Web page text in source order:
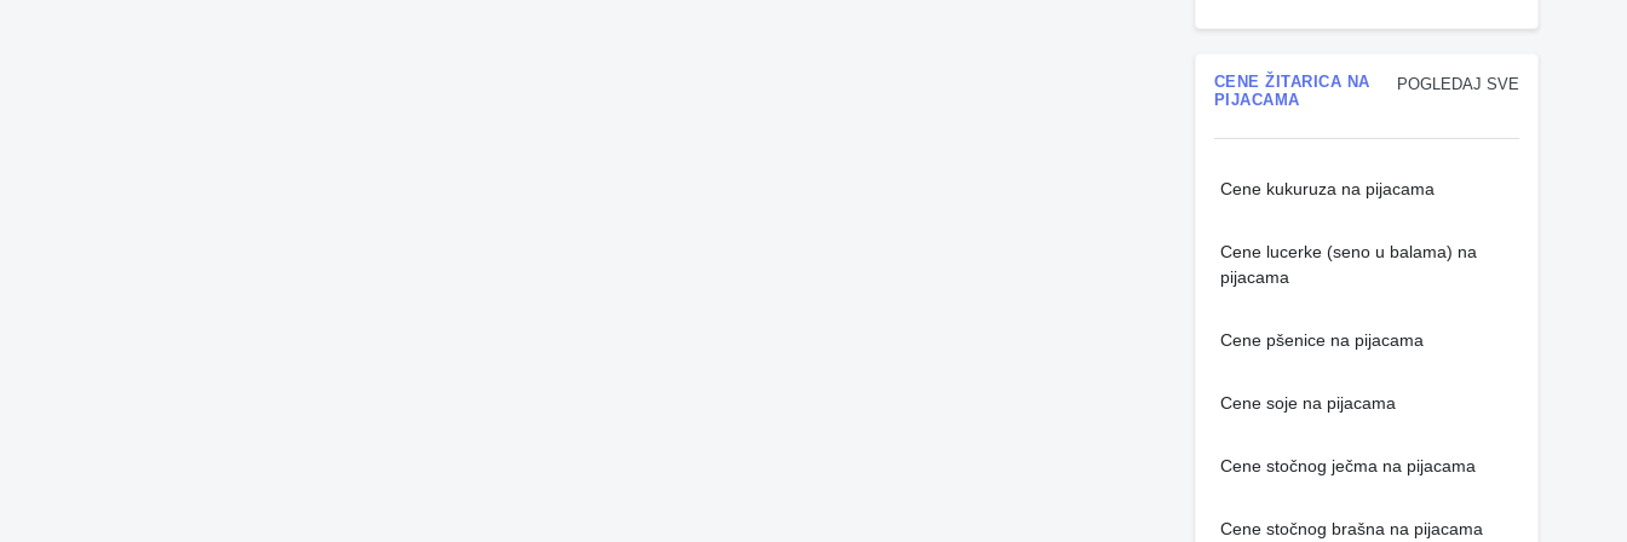
POGLEDAJ SVE
CENE ŽITARICA NA
PIJACAMA
Cene kukuruza na pijacama
Cene lucerke (seno u balama) na
pijacama
Cene pšenice na pijacama
Cene soje na pijacama
Cene stočnog ječma na pijacama
Cene stočnog brašna na pijacama